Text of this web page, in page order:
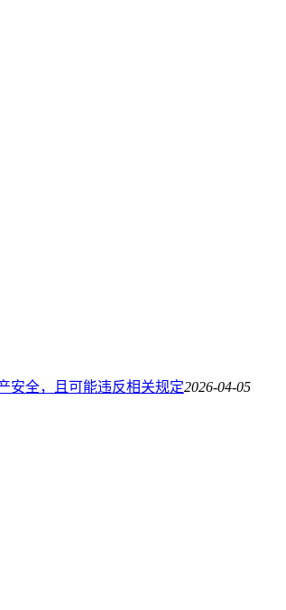
安全，且可能违反相关规定2026-04-05